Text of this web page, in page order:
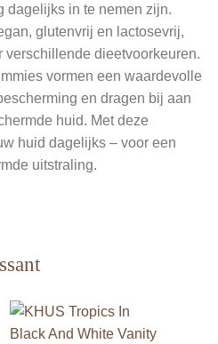
dagelijks in te nemen zijn.
glutenvrij en lactosevrij,
verschillende dieetvoorkeuren.
vormen een waardevolle
en dragen bij aan
huid. Met deze
huid dagelijks – voor een
uitstraling.